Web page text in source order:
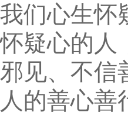
我们心生怀
怀疑心的人
邪见、不信
人的善心善